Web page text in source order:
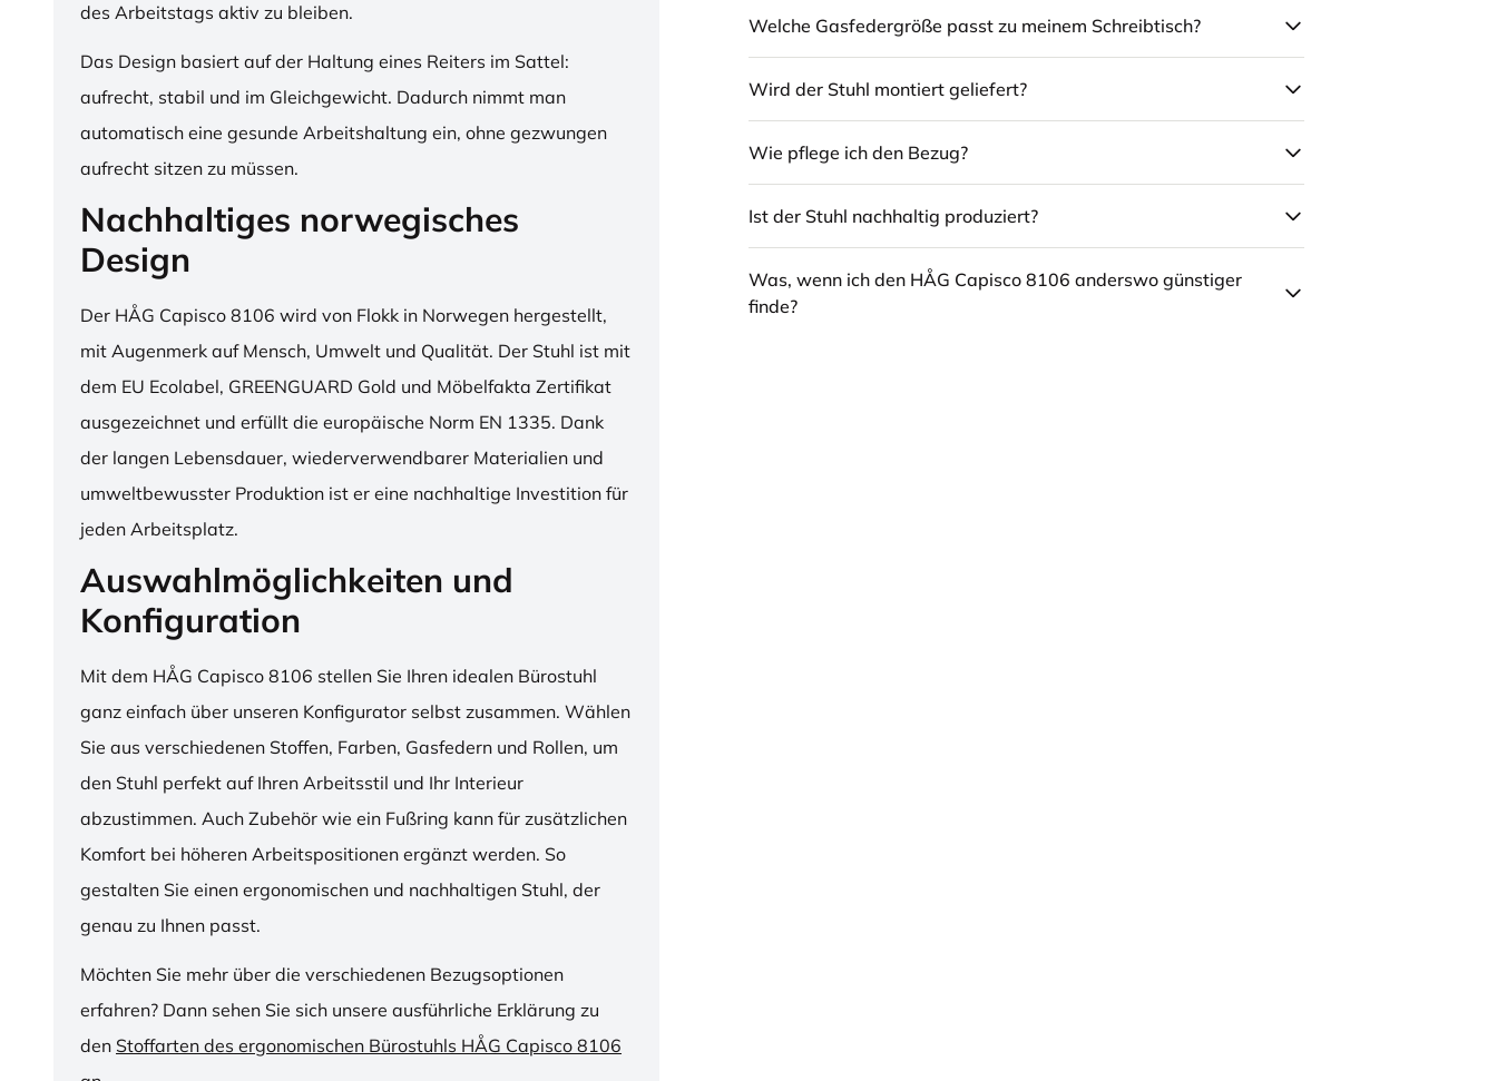
des Arbeitstags aktiv zu bleiben.
Das Design basiert auf der Haltung eines Reiters im Sattel:
aufrecht, stabil und im Gleichgewicht. Dadurch nimmt man
automatisch eine gesunde Arbeitshaltung ein, ohne gezwungen
aufrecht sitzen zu müssen.
Nachhaltiges norwegisches
Design
Der HÅG Capisco 8106 wird von Flokk in Norwegen hergestellt,
mit Augenmerk auf Mensch, Umwelt und Qualität. Der Stuhl ist mit
dem EU Ecolabel, GREENGUARD Gold und Möbelfakta Zertifikat
ausgezeichnet und erfüllt die europäische Norm EN 1335. Dank
der langen Lebensdauer, wiederverwendbarer Materialien und
umweltbewusster Produktion ist er eine nachhaltige Investition für
jeden Arbeitsplatz.
Auswahlmöglichkeiten und
Konfiguration
Mit dem HÅG Capisco 8106 stellen Sie Ihren idealen Bürostuhl
ganz einfach über unseren Konfigurator selbst zusammen. Wählen
Sie aus verschiedenen Stoffen, Farben, Gasfedern und Rollen, um
den Stuhl perfekt auf Ihren Arbeitsstil und Ihr Interieur
abzustimmen. Auch Zubehör wie ein Fußring kann für zusätzlichen
Komfort bei höheren Arbeitspositionen ergänzt werden. So
gestalten Sie einen ergonomischen und nachhaltigen Stuhl, der
genau zu Ihnen passt.
Möchten Sie mehr über die verschiedenen Bezugsoptionen
erfahren? Dann sehen Sie sich unsere ausführliche Erklärung zu
den Stoffarten des ergonomischen Bürostuhls HÅG Capisco 8106
Welche Gasfedergröße passt zu meinem Schreibtisch?
Wird der Stuhl montiert geliefert?
Wie pflege ich den Bezug?
Ist der Stuhl nachhaltig produziert?
Was, wenn ich den HÅG Capisco 8106 anderswo günstiger
finde?